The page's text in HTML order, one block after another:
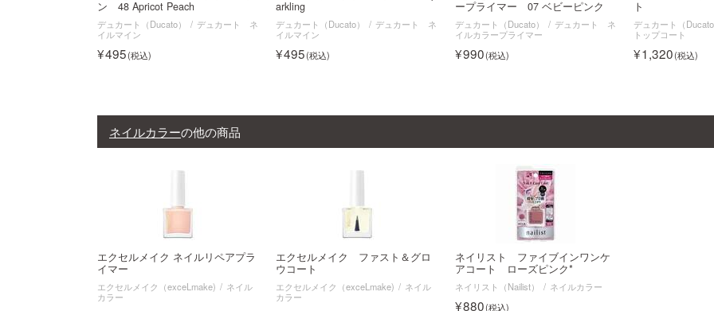
ン 48 Apricot Peach
デュカート（Ducato）
デュカート ネ
イルマイン
495
arkling
デュカート（Ducato）
デュカート ネ
イルマイン
495
ープライマー 07 ベビーピンク
デュカート（Ducato）
デュカート ネ
イルカラープライマー
990
ト
デュカート（Ducato
トップコート
1,320
ネイルカラーの他の商品
エクセルメイク ネイルリペアプラ
イマー
エクセルメイク（exceLmake)
ネイル
カラー
エクセルメイク ファスト＆グロ
ウコート
エクセルメイク（exceLmake)
ネイル
カラー
ネイリスト ファイブインワンケ
アコート ローズピンク*
ネイリスト（Nailist） ネイルカラー
880